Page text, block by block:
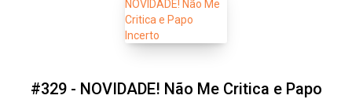
#329 - NOVIDADE! Não Me Critica e Papo